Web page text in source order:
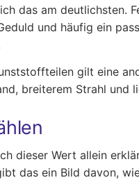
das am deutlichsten.
und häufig ein
gilt eine
breiterem Strahl
dieser Wert allein
das ein Bild davon,